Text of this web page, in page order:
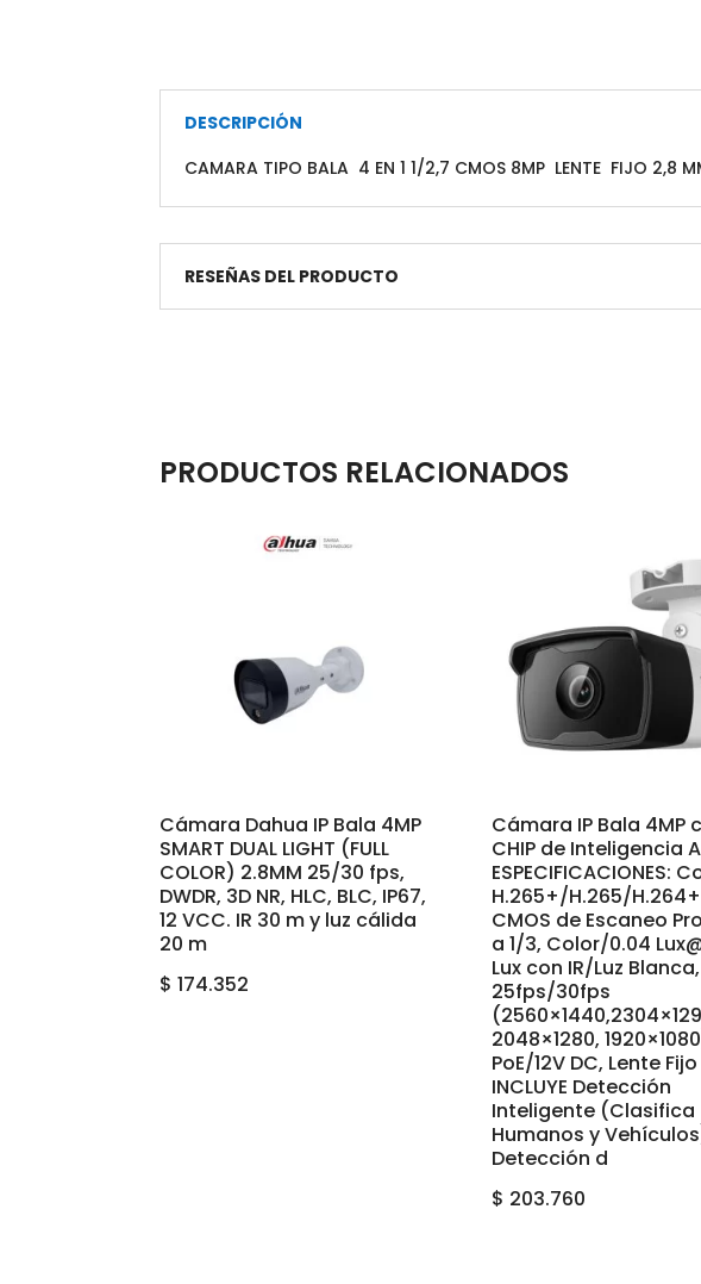
DESCRIPCIÓN
CAMARA TIPO BALA 4 EN 1 1/2,7 CMOS 8MP LENTE FIJO 2,8
RESEÑAS DEL PRODUCTO
PRODUCTOS RELACIONADOS
Cámara Dahua IP Bala 4MP
SMART DUAL LIGHT (FULL
COLOR) 2.8MM 25/30 fps,
DWDR, 3D NR, HLC, BLC, IP67,
12 VCC. IR 30 m y luz cálida
20 m
$ 174.352
Cámara IP Bala 4MP
CHIP de Inteligencia
ESPECIFICACIONES:
H.265+/H.265/
CMOS de Escaneo
a 1/3, Color/0.04
Lux con IR/Luz Blanca,
25fps/30fps
2048×1280,
PoE/12V DC, Lente
INCLUYE Detección
Inteligente (Clasifica
Humanos y
Detección d
$ 203.760